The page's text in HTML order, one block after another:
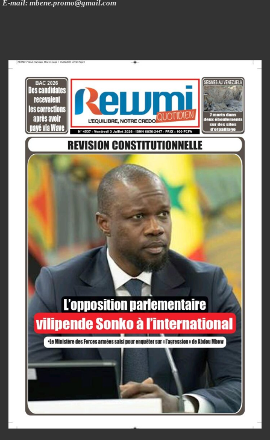
E-mail: mbene.promo@gmail.com